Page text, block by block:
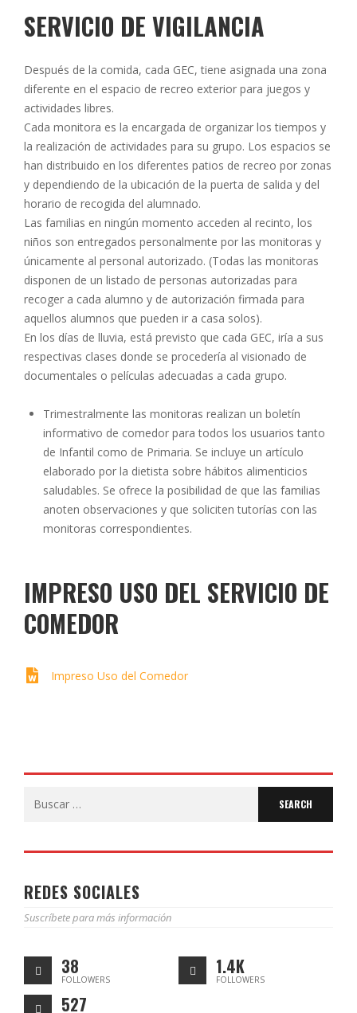
SERVICIO DE VIGILANCIA
Después de la comida, cada GEC, tiene asignada una zona
diferente en el espacio de recreo exterior para juegos y
actividades libres.
Cada monitora es la encargada de organizar los tiempos y
la realización de actividades para su grupo. Los espacios se
han distribuido en los diferentes patios de recreo por zonas
y dependiendo de la ubicación de la puerta de salida y del
horario de recogida del alumnado.
Las familias en ningún momento acceden al recinto, los
niños son entregados personalmente por las monitoras y
únicamente al personal autorizado. (Todas las monitoras
disponen de un listado de personas autorizadas para
recoger a cada alumno y de autorización firmada para
aquellos alumnos que pueden ir a casa solos).
En los días de lluvia, está previsto que cada GEC, iría a sus
respectivas clases donde se procedería al visionado de
documentales o películas adecuadas a cada grupo.
Trimestralmente las monitoras realizan un boletín
informativo de comedor para todos los usuarios tanto
de Infantil como de Primaria. Se incluye un artículo
elaborado por la dietista sobre hábitos alimenticios
saludables. Se ofrece la posibilidad de que las familias
anoten observaciones y que soliciten tutorías con las
monitoras correspondientes.
IMPRESO USO DEL SERVICIO DE
COMEDOR
Impreso Uso del Comedor
REDES SOCIALES
Suscríbete para más información
38
FOLLOWERS
1.4K
FOLLOWERS
527